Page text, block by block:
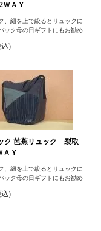
ＡＹ
、紐を上で絞るとリュックに
ック母の日ギフトにもお勧め
込)
ク 芭蕉リュック 裂取
Ｙ
、紐を上で絞るとリュックに
ック母の日ギフトにもお勧め
込)